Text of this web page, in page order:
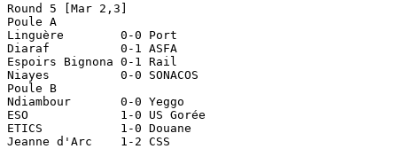
Round 5 [Mar 2,3]
Poule A
Linguère	0-0 Port
Diaraf		0-1 ASFA
Espoirs Bignona	0-1 Rail
Niayes		0-0 SONACOS
Poule B
Ndiambour	0-0 Yeggo
ESO		1-0 US Gorée
ETICS		1-0 Douane
Jeanne d'Arc	1-2 CSS